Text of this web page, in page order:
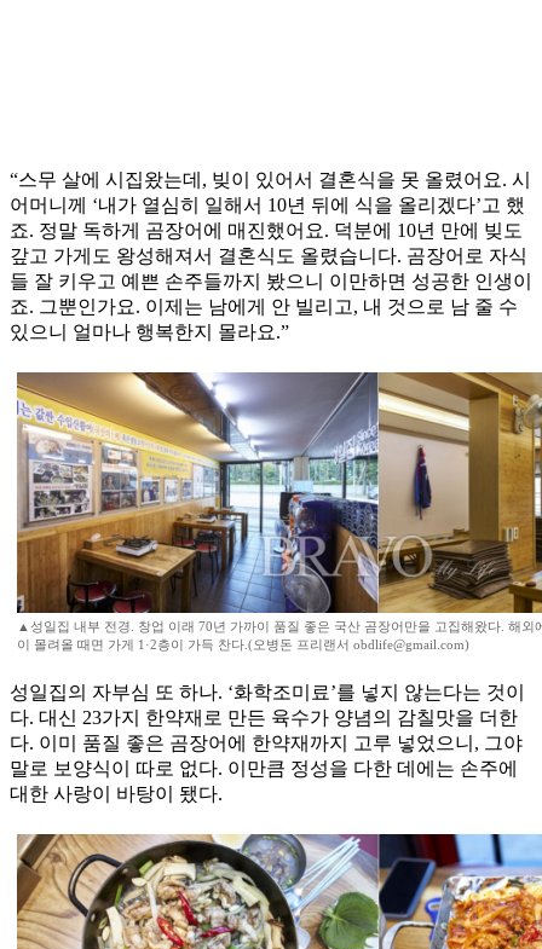
“스무 살에 시집왔는데, 빚이 있어서 결혼식을 못 올렸어요. 시
어머니께 ‘내가 열심히 일해서 10년 뒤에 식을 올리겠다’고 했
죠. 정말 독하게 곰장어에 매진했어요. 덕분에 10년 만에 빚도
갚고 가게도 왕성해져서 결혼식도 올렸습니다. 곰장어로 자식
들 잘 키우고 예쁜 손주들까지 봤으니 이만하면 성공한 인생이
죠. 그뿐인가요. 이제는 남에게 안 빌리고, 내 것으로 남 줄 수
있으니 얼마나 행복한지 몰라요.”
▲성일집 내부 전경. 창업 이래 70년 가까이 품질 좋은 국산 곰장어만을 고집해왔다. 해외
이 몰려올 때면 가게 1·2층이 가득 찬다.(오병돈 프리랜서 obdlife@gmail.com)
성일집의 자부심 또 하나. ‘화학조미료’를 넣지 않는다는 것이
다. 대신 23가지 한약재로 만든 육수가 양념의 감칠맛을 더한
다. 이미 품질 좋은 곰장어에 한약재까지 고루 넣었으니, 그야
말로 보양식이 따로 없다. 이만큼 정성을 다한 데에는 손주에
대한 사랑이 바탕이 됐다.